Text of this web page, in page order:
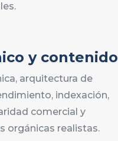
y contenido
arquitectura de
indexación,
comercial y
orgánicas realistas.